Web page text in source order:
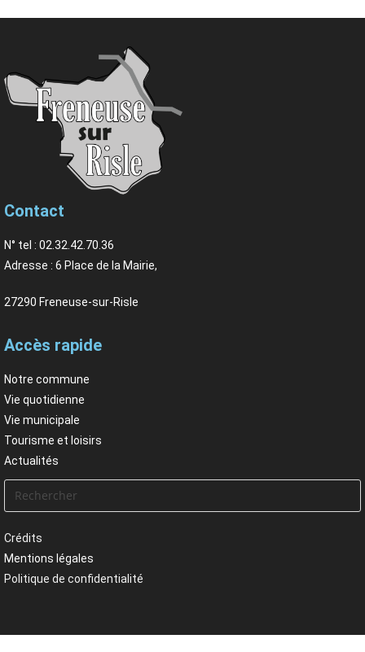
Contact
N° tel : 02.32.42.70.36
Adresse : 6 Place de la Mairie,
27290 Freneuse-sur-Risle
Accès rapide
Notre commune
Vie quotidienne
Vie municipale
Tourisme et loisirs
Actualités
Crédits
Mentions légales
Politique de confidentialité